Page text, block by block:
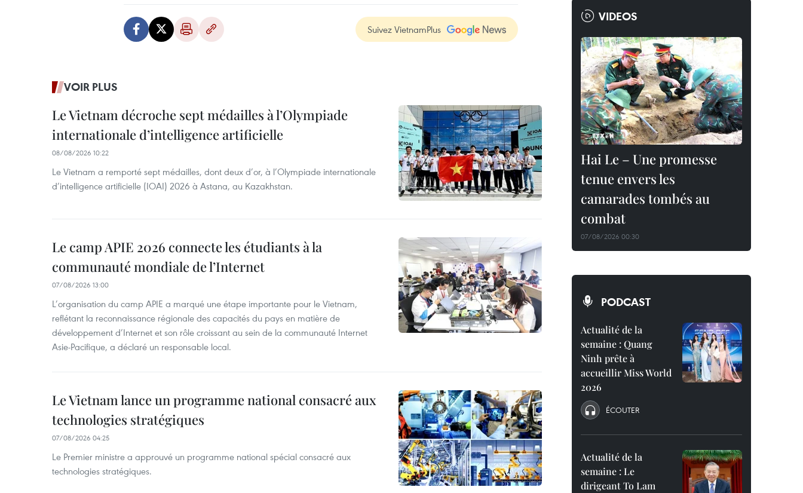
Suivez VietnamPlus
VOIR PLUS
Le Vietnam décroche sept médailles à l’Olympiade
internationale d’intelligence artificielle
08/08/2026 10:22
Le Vietnam a remporté sept médailles, dont deux d’or, à l’Olympiade internationale
d’intelligence artificielle (IOAI) 2026 à Astana, au Kazakhstan.
Le camp APIE 2026 connecte les étudiants à la
communauté mondiale de l’Internet
07/08/2026 13:00
L’organisation du camp APIE a marqué une étape importante pour le Vietnam,
reflétant la reconnaissance régionale des capacités du pays en matière de
développement d’Internet et son rôle croissant au sein de la communauté Internet
Asie-Pacifique, a déclaré un responsable local.
Le Vietnam lance un programme national consacré aux
technologies stratégiques
07/08/2026 04:25
Le Premier ministre a approuvé un programme national spécial consacré aux
technologies stratégiques.
VIDEOS
Hai Le – Une promesse
tenue envers les
camarades tombés au
combat
07/08/2026 00:30
PODCAST
Actualité de la
semaine : Quang
Ninh prête à
accueillir Miss World
2026
ÉCOUTER
Actualité de la
semaine : Le
dirigeant To Lam